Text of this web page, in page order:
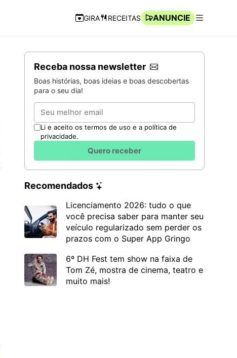
Navegação Rápida
GIRA RECEITAS
ANUNCIE
Receba nossa newsletter
Boas histórias, boas ideias e boas descobertas
para o seu dia!
Email
Li e aceito os termos de uso e a política de
privacidade.
Quero receber
Recomendados
Licenciamento 2026: tudo o que
você precisa saber para manter seu
veículo regularizado sem perder os
prazos com o Super App Gringo
6º DH Fest tem show na faixa de
Tom Zé, mostra de cinema, teatro e
muito mais!